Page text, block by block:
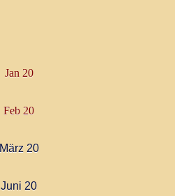
Jan 20
Feb 20
März 20
Juni 20